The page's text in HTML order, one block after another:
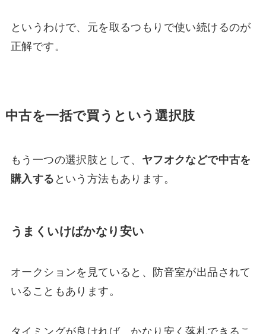
というわけで、元を取るつもりで使い続けるのが
正解です。
中古を一括で買うという選択肢
もう一つの選択肢として、 ヤフオクなどで中古を
購入する という方法もあります。
うまくいけばかなり安い
オークションを見ていると、防音室が出品されて
いることもあります。